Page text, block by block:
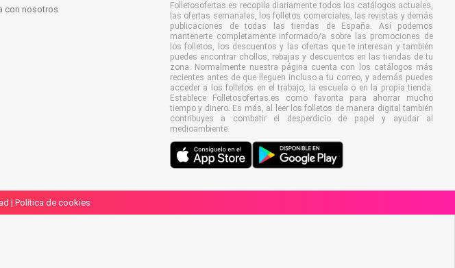
con nosotros
Folletosofertas.es recopila diariamente todos los catálogos actuales,
las ofertas semanales, los folletos comerciales, las revistas y demás
publicaciones de todas las tiendas de España. Así podemos
mantenerte completamente informado/a sobre las promociones de
los folletos, los descuentos y las ofertas que te interesan y también
puedes encontrar chollos, rebajas y descuentos en las tiendas de tu
zona. Normalmente nuestra página cuenta con los catálogos más
recientes antes de que lleguen incluso a tu correo, y además puedes
acceder a los folletos en el trabajo, la escuela o en la propia tienda.
Establece Folletosofertas.es como favorita para ahorrar mucho
tiempo y dinero. Es más, al leer los folletos de manera digital también
contribuyes a combatir el desperdicio de papel y ayudar al
medioambiente.
| Política de cookies